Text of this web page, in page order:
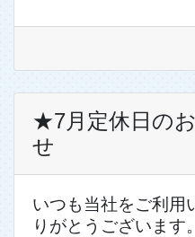
★7月定休日の
せ
いつも当社をご利用
りがとうございます。